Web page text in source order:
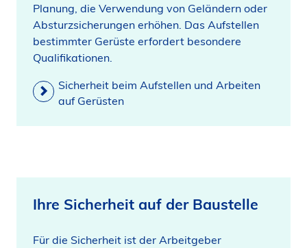
Planung, die Verwendung von Geländern oder
Absturzsicherungen erhöhen. Das Aufstellen
bestimmter Gerüste erfordert besondere
Qualifikationen.
Sicherheit beim Aufstellen und Arbeiten
auf Gerüsten
Ihre Sicherheit auf der Baustelle
Für die Sicherheit ist der Arbeitgeber